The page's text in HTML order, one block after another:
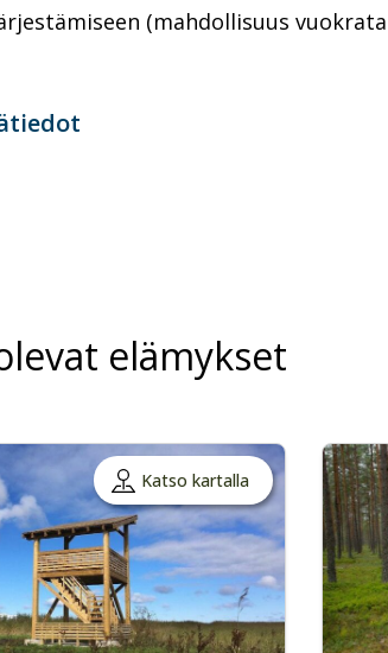
(mahdollisuus
elämykset
Katso kartalla